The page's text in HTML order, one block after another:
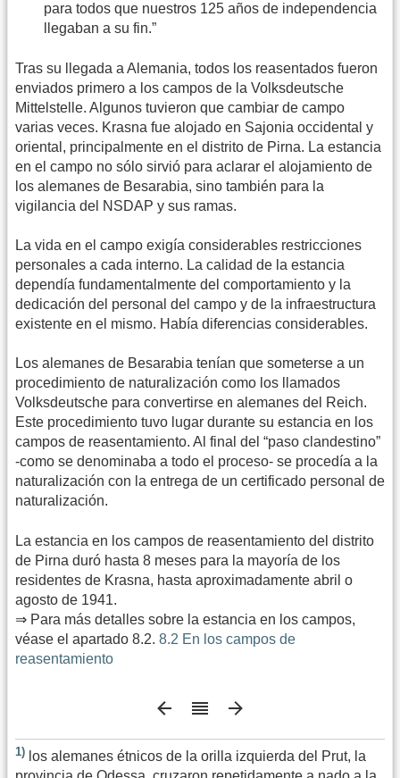
para todos que nuestros 125 años de independencia
llegaban a su fin.”
Tras su llegada a Alemania, todos los reasentados fueron
enviados primero a los campos de la Volksdeutsche
Mittelstelle. Algunos tuvieron que cambiar de campo
varias veces. Krasna fue alojado en Sajonia occidental y
oriental, principalmente en el distrito de Pirna. La estancia
en el campo no sólo sirvió para aclarar el alojamiento de
los alemanes de Besarabia, sino también para la
vigilancia del NSDAP y sus ramas.
La vida en el campo exigía considerables restricciones
personales a cada interno. La calidad de la estancia
dependía fundamentalmente del comportamiento y la
dedicación del personal del campo y de la infraestructura
existente en el mismo. Había diferencias considerables.
Los alemanes de Besarabia tenían que someterse a un
procedimiento de naturalización como los llamados
Volksdeutsche para convertirse en alemanes del Reich.
Este procedimiento tuvo lugar durante su estancia en los
campos de reasentamiento. Al final del “paso clandestino”
-como se denominaba a todo el proceso- se procedía a la
naturalización con la entrega de un certificado personal de
naturalización.
La estancia en los campos de reasentamiento del distrito
de Pirna duró hasta 8 meses para la mayoría de los
residentes de Krasna, hasta aproximadamente abril o
agosto de 1941.
⇒ Para más detalles sobre la estancia en los campos,
véase el apartado 8.2. 8.2 En los campos de
reasentamiento
1) los alemanes étnicos de la orilla izquierda del Prut, la